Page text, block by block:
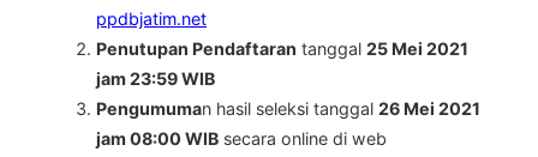
ppdbjatim.net
Penutupan Pendaftaran tanggal 25 Mei 2021
jam 23:59 WIB
Pengumuman hasil seleksi tanggal 26 Mei 2021
jam 08:00 WIB secara online di web